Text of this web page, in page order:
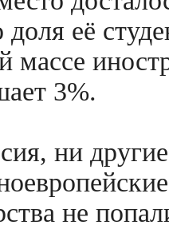
её
массе
3%.
ни другие
не